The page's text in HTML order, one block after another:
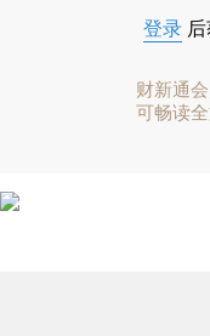
登录
财新通
可畅读